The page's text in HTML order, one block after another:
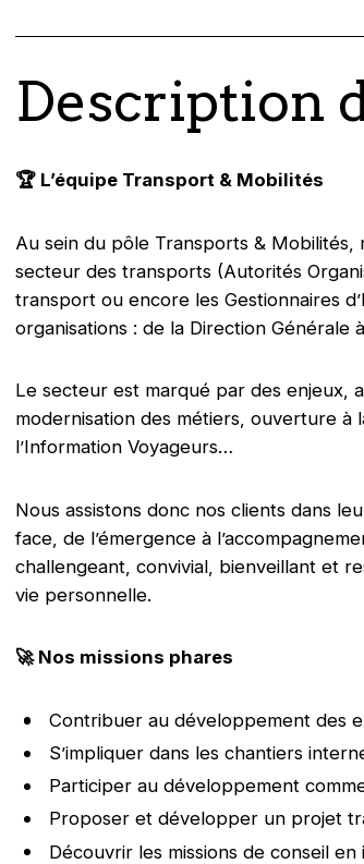
Description
🏆L’équipe Transport & Mobilités
Au sein du pôle Transports &
secteur des transports (Autorités
transport ou encore les Gestionnaires
organisations : de la Direction Générale
Le secteur est marqué par des enjeux,
modernisation des métiers, ouverture
l’Information Voyageurs…
Nous assistons donc nos clients dans
face, de l’émergence à
challengeant, convivial, bienveillant et
vie personnelle.
🚀Nos missions phares
Contribuer au développement des
S’impliquer dans les chantiers
Participer au développement
Proposer et développer un projet
Découvrir les missions de conseil en